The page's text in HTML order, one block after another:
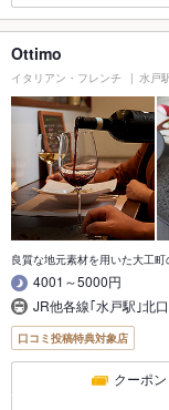
Ottimo
イタリアン・フレンチ 水戸
良質な地元素材を用いた大工町
4001～5000円
JR他各線｢水戸駅｣北
口コミ投稿特典対象店
クーポン